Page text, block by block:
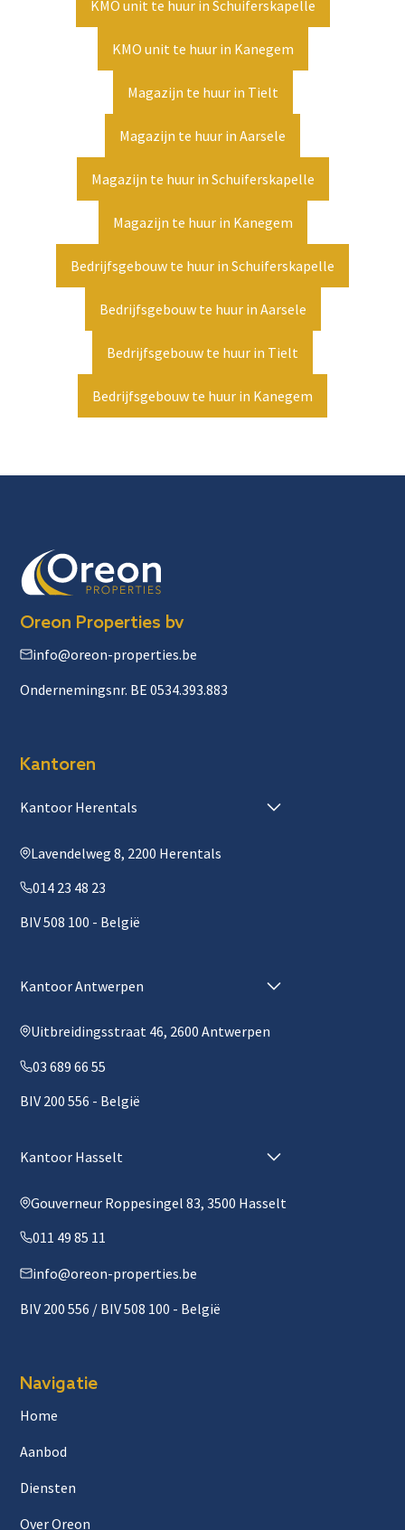
KMO unit te huur in Schuiferskapelle
KMO unit te huur in Kanegem
Magazijn te huur in Tielt
Magazijn te huur in Aarsele
Magazijn te huur in Schuiferskapelle
Magazijn te huur in Kanegem
Bedrijfsgebouw te huur in Schuiferskapelle
Bedrijfsgebouw te huur in Aarsele
Bedrijfsgebouw te huur in Tielt
Bedrijfsgebouw te huur in Kanegem
Oreon Properties bv
info@oreon-properties.be
Ondernemingsnr. BE 0534.393.883
Kantoren
Kantoor Herentals
Lavendelweg 8, 2200 Herentals
014 23 48 23
BIV 508 100 - België
Kantoor Antwerpen
Uitbreidingsstraat 46, 2600 Antwerpen
03 689 66 55
BIV 200 556 - België
Kantoor Hasselt
Gouverneur Roppesingel 83, 3500 Hasselt
011 49 85 11
info@oreon-properties.be
BIV 200 556 / BIV 508 100 - België
Navigatie
Home
Aanbod
Diensten
Over Oreon